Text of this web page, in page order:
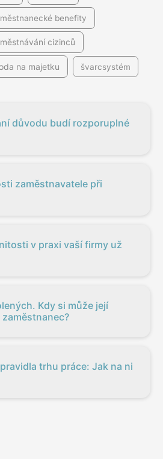
benefity
cizinců
na majetku švarcsystém
důvodu budí rozporuplné
zaměstnavatele při
v praxi vaší firmy už
Kdy si může její
trhu práce: Jak na ni